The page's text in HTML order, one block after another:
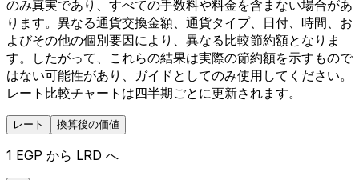
のみ真実であり、すべての手数料や料金を含まない場合があ
ります。異なる通貨交換金額、通貨タイプ、日付、時間、お
よびその他の個別要因により、異なる比較節約額となりま
す。したがって、これらの結果は実際の節約額を示すもので
はない可能性があり、ガイドとしてのみ使用してください。
レート比較チャートは四半期ごとに更新されます。
レート 換算後の価値
1 EGP から LRD へ